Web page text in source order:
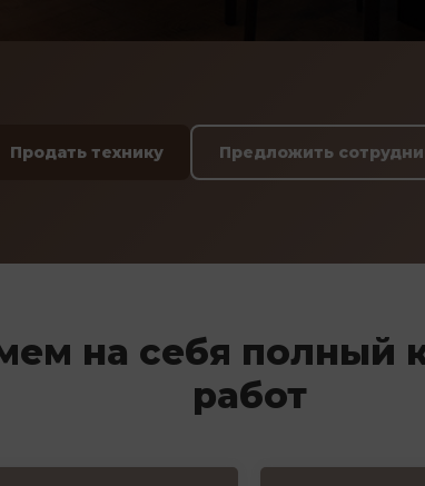
Продать технику Предложить
на себя полный
работ